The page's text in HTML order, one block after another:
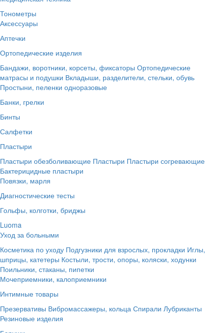
Тонометры
Аксессуары
Аптечки
Ортопедические изделия
Бандажи, воротники, корсеты, фиксаторы Ортопедические
матрасы и подушки Вкладыши, разделители, стельки, обувь
Простыни, пеленки одноразовые
Банки, грелки
Бинты
Салфетки
Пластыри
Пластыри обезболивающие Пластыри Пластыри согревающие
Бактерицидные пластыри
Повязки, марля
Диагностические тесты
Гольфы, колготки, бриджы
Luoma
Уход за больными
Косметика по уходу Подгузники для взрослых, прокладки Иглы,
шприцы, катетеры Костыли, трости, опоры, коляски, ходунки
Поильники, стаканы, пипетки
Мочеприемники, калоприемники
Интимные товары
Презервативы Вибромассажеры, кольца Спирали Лубриканты
Резиновые изделия